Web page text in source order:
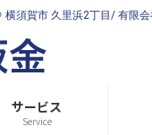
賀市 久里浜2丁目/ 有限会
サービス
Service